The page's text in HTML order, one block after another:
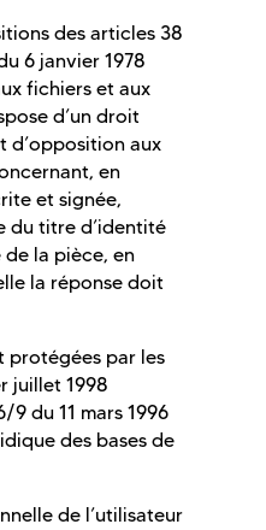
des articles 38
6 janvier 1978
fichiers et aux
d’un droit
d’opposition aux
en
et signée,
du titre d’identité
la pièce, en
la réponse doit
protégées par les
juillet 1998
du 11 mars 1996
des bases de
de l’utilisateur